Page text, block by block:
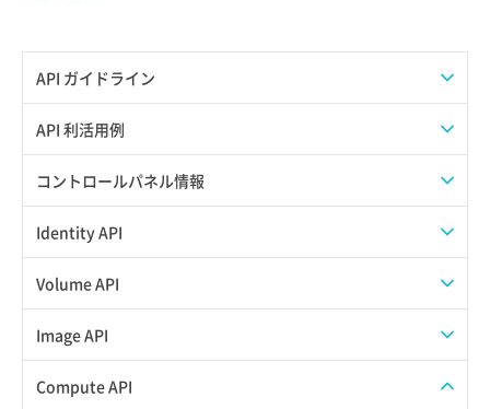
API ガイドライン
APIのご利用について
API 利活用例
APIでAPIサブユーザーを作成する
APIでVPSにISOイメージを挿入する
APIでVPSを作成する
コントロールパネル情報
APIユーザーを作成する
API情報を確認する
Identity API
Credential一覧取得
Credential作成
Credential削除
Volume API
スナップショット一覧取得
スナップショット作成
Image API
ISOイメージアップロード
Compute API